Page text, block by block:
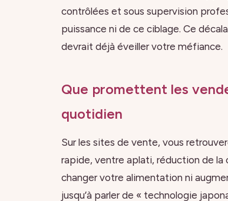
contrôlées et sous supervision
puissance ni de ce ciblage. Ce
devrait déjà éveiller votre méfiance.
Que promettent les
quotidien
Sur les sites de vente, vous
rapide, ventre aplati, réduction de la
changer votre alimentation ni
jusqu’à parler de « technologie